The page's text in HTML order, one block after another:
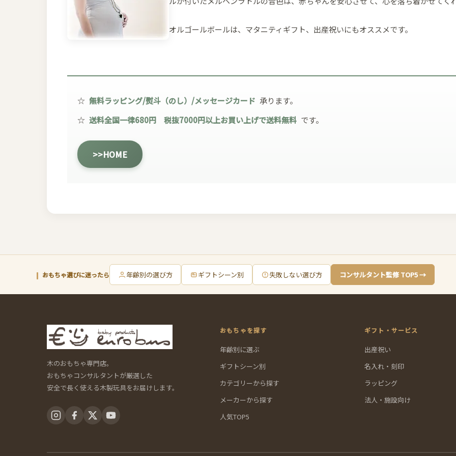
オルゴールボールは、マタニティギフト、出産祝いにもオススメです。
☆ 無料ラッピング/熨斗（のし）/メッセージカード 承ります。
☆ 送料全国一律680円 税抜7000円以上お買い上げで送料無料 です。
>>HOME
おもちゃ選びに迷ったら 年齢別の選び方 ギフトシーン別 失敗しない選び方 コンサルタント監修 TOP5 →
木のおもちゃ専門店。
おもちゃコンサルタントが厳選した
安全で長く使える木製玩具をお届けします。
おもちゃを探す
年齢別に選ぶ
ギフトシーン別
カテゴリーから探す
メーカーから探す
人気TOP5
ギフト・サービス
出産祝い
名入れ・刻印
ラッピング
法人・施設向け